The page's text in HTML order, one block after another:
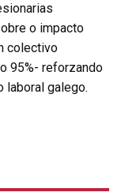
o impacto
colectivo
95%- reforzando
laboral galego.